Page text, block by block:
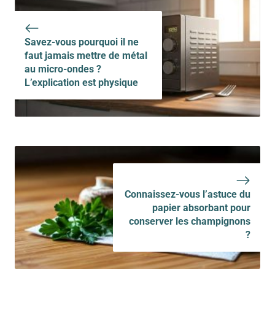
est pourtant la clé
pour des crêpes
plus souples
ambiante avant de
l’enfourner
Savez-vous pourquoi il ne
faut jamais mettre de métal
au micro-ondes ?
L’explication est physique
Connaissez-vous l’astuce du
papier absorbant pour
conserver les champignons
?